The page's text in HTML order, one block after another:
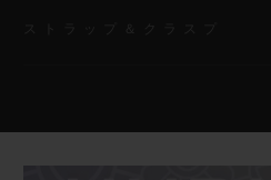
ストラップ
透明ライン入りラバーストラップ